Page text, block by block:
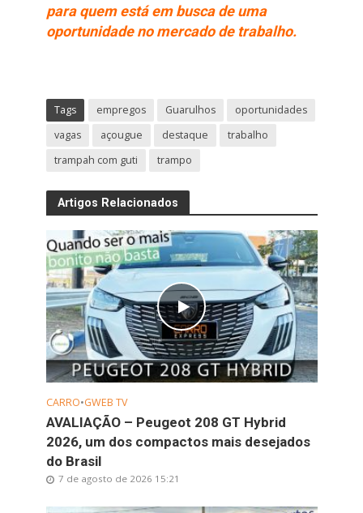
para quem está em busca de uma
oportunidade no mercado de trabalho.
Tags empregos Guarulhos
oportunidades
vagas
açougue destaque
trabalho
trampah com guti
trampo
Artigos Relacionados
CARRO•GWEB TV
AVALIAÇÃO – Peugeot 208 GT Hybrid
2026, um dos compactos mais desejados
do Brasil
7 de agosto de 2026 15:21